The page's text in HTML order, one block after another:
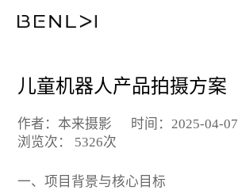
儿童机器人产品拍摄方案
作者：本来摄影
时间：2025-04-07
浏览次： 5326次
一、项目背景与核心目标